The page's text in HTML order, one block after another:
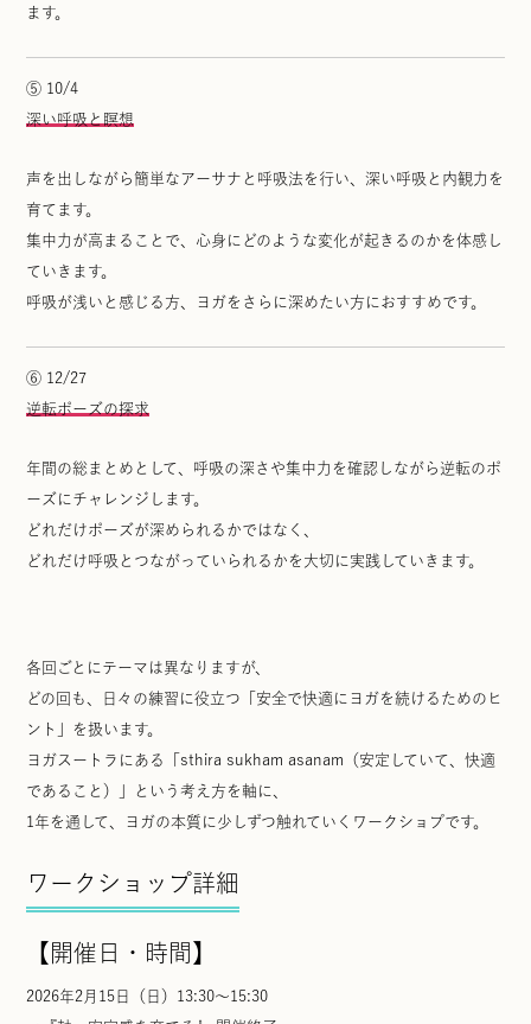
ます。
⑤ 10/4
深い呼吸と瞑想
声を出しながら簡単なアーサナと呼吸法を行い、深い呼吸と内観力を
育てます。
集中力が高まることで、心身にどのような変化が起きるのかを体感し
ていきます。
呼吸が浅いと感じる方、ヨガをさらに深めたい方におすすめです。
⑥ 12/27
逆転ポーズの探求
年間の総まとめとして、呼吸の深さや集中力を確認しながら逆転のポ
ーズにチャレンジします。
どれだけポーズが深められるかではなく、
どれだけ呼吸とつながっていられるかを大切に実践していきます。
各回ごとにテーマは異なりますが、
どの回も、日々の練習に役立つ
「安全で快適にヨガを続けるためのヒ
ント」 を扱います。
ヨガスートラにある
「sthira sukham asanam（安定していて、快適
であること）」
という考え方を軸に、
1年を通して、ヨガの本質に 少しずつ触れていくワークショプです。
ワークショップ詳細
【開催日・時間】
2026年2月15日（日）13:30～15:30